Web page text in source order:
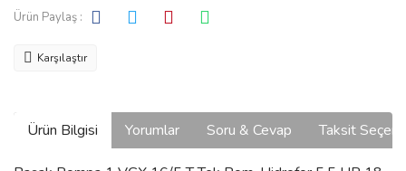
Ürün Paylaş :
Karşılaştır
Ürün Bilgisi Yorumlar Soru & Cevap Taksit